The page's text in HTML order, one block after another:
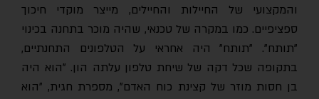
והמקצועי של החיילות והחיילים, מייצר מוקדי חיכוך
ספציפיים. כמו במקרה של טכנאי, שהיה מוכר בתחנה בכינוי
"תותח". "תותח" היה אחראי על הטלפונים התחנתיים,
בתקופה שכל דקה של שיחת טלפון עלתה הון. "הוא היה
בן חסות מוזר של קצינת כוח האדם", מספרת חגית, ״הוא